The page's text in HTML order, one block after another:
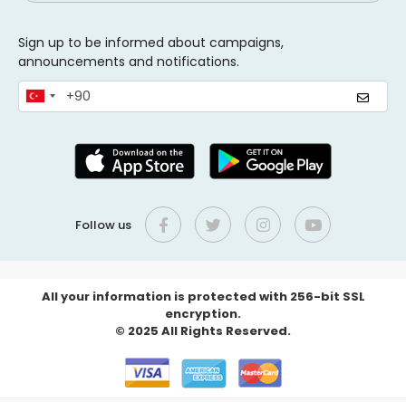
Sign up to be informed about campaigns,
announcements and notifications.
Follow us
All your information is protected with 256-bit SSL
encryption.
© 2025 All Rights Reserved.